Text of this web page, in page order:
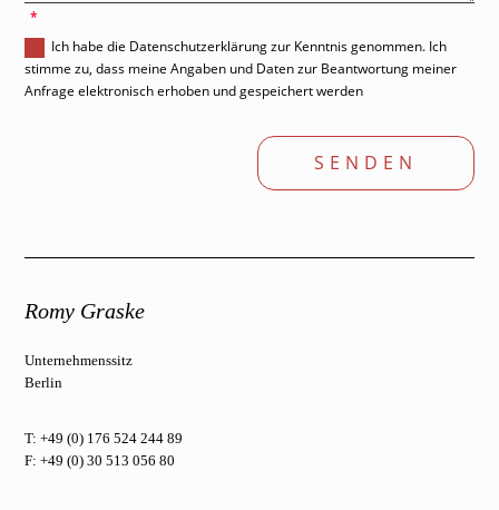
Ich habe die Datenschutzerklärung zur Kenntnis genommen. Ich
stimme zu, dass meine Angaben und Daten zur Beantwortung meiner
Anfrage elektronisch erhoben und gespeichert werden
SENDEN
Romy Graske
Unternehmenssitz
Berlin
T: +49 (0) 176 524 244 89
F: +49 (0) 30 513 056 80